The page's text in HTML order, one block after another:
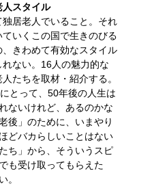
人スタイル
独居老人でいること。それ
ていくこの国で生きのびる
、きわめて有効なスタイル
れない。16人の魅力的な
たちを取材・紹介する。
とって、50年後の人生は
ないけれど、あるのかな
後」のために、いまやり
どバカらしいことはない
」から、そういうスピ
も受け取ってもらえた
。